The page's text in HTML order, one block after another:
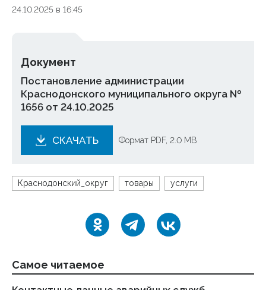
24.10.2025 в 16:45
Документ
Постановление администрации
Краснодонского муниципального округа №
1656 от 24.10.2025
СКАЧАТЬ Формат PDF, 2.0 MB
Краснодонский_округ товары услуги
Самое читаемое